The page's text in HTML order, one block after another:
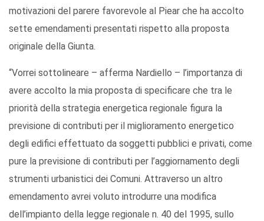
motivazioni del parere favorevole al Piear che ha accolto
sette emendamenti presentati rispetto alla proposta
originale della Giunta.
“Vorrei sottolineare – afferma Nardiello – l’importanza di
avere accolto la mia proposta di specificare che tra le
priorità della strategia energetica regionale figura la
previsione di contributi per il miglioramento energetico
degli edifici effettuato da soggetti pubblici e privati, come
pure la previsione di contributi per l’aggiornamento degli
strumenti urbanistici dei Comuni. Attraverso un altro
emendamento avrei voluto introdurre una modifica
dell’impianto della legge regionale n. 40 del 1995, sullo